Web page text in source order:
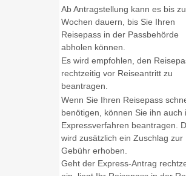
Ab Antragstellung kann es bis
Wochen dauern, bis Sie Ihren
Reisepass in der Passbehörde
abholen können.
Es wird empfohlen, den
rechtzeitig vor Reiseantritt zu
beantragen.
Wenn Sie Ihren Reisepass
benötigen, können Sie ihn auch
Expressverfahren beantragen.
wird zusätzlich ein Zuschlag zur
Gebühr erhoben.
Geht der Express-Antrag